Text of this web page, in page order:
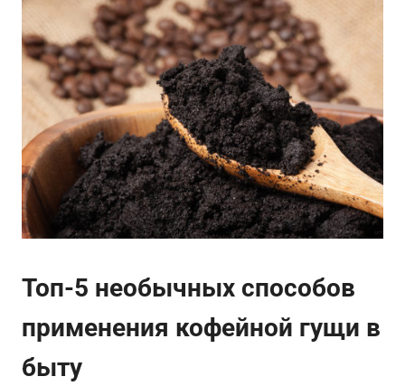
Топ-5 необычных способов
применения кофейной гущи в
быту